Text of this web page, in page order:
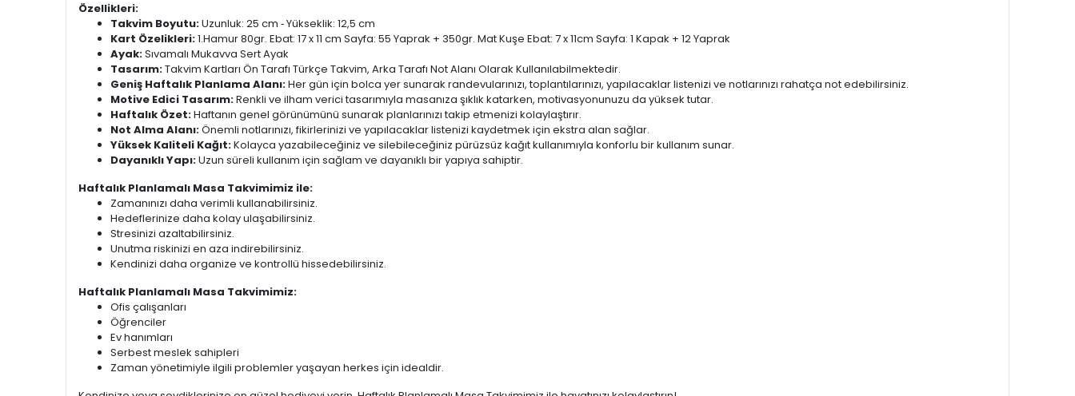
Özellikleri:
Takvim Boyutu:Uzunluk: 25 cm ‐ Yükseklik: 12,5 cm
Kart Özelikleri:1.Hamur 80gr. Ebat: 17 x 11 cm Sayfa: 55 Yaprak + 350gr. Mat Kuşe Ebat: 7 x 11cm Sayfa: 1 Kapak + 12 Yaprak
Ayak:Sıvamalı Mukavva Sert Ayak
Tasarım:Takvim Kartları Ön Tarafı Türkçe Takvim, Arka Tarafı Not Alanı Olarak Kullanılabilmektedir.
Geniş Haftalık Planlama Alanı:Her gün için bolca yer sunarak randevularınızı, toplantılarınızı, yapılacaklar listenizi ve notlarınızı rahatça not edebilirsiniz.
Motive Edici Tasarım:Renkli ve ilham verici tasarımıyla masanıza şıklık katarken, motivasyonunuzu da yüksek tutar.
Haftalık Özet:Haftanın genel görünümünü sunarak planlarınızı takip etmenizi kolaylaştırır.
Not Alma Alanı:Önemli notlarınızı, fikirlerinizi ve yapılacaklar listenizi kaydetmek için ekstra alan sağlar.
Yüksek Kaliteli Kağıt:Kolayca yazabileceğiniz ve silebileceğiniz pürüzsüz kağıt kullanımıyla konforlu bir kullanım sunar.
Dayanıklı Yapı:Uzun süreli kullanım için sağlam ve dayanıklı bir yapıya sahiptir.
Haftalık Planlamalı Masa Takvimimiz ile:
Zamanınızı daha verimli kullanabilirsiniz.
Hedeflerinize daha kolay ulaşabilirsiniz.
Stresinizi azaltabilirsiniz.
Unutma riskinizi en aza indirebilirsiniz.
Kendinizi daha organize ve kontrollü hissedebilirsiniz.
Haftalık Planlamalı Masa Takvimimiz:
Ofis çalışanları
Öğrenciler
Ev hanımları
Serbest meslek sahipleri
Zaman yönetimiyle ilgili problemler yaşayan herkes için idealdir.